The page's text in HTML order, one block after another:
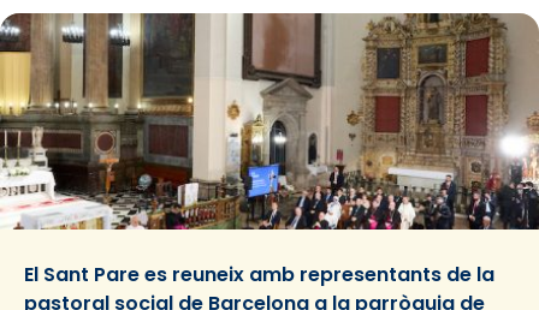
El Sant Pare es reuneix amb representants de la
pastoral social de Barcelona a la parròquia de